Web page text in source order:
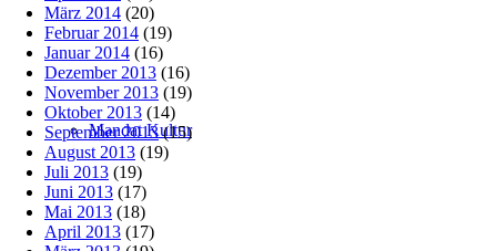
Mandat Kultur
März 2014 (20)
Februar 2014 (19)
Januar 2014 (16)
Dezember 2013 (16)
November 2013 (19)
Oktober 2013 (14)
September 2013(15)
August 2013 (19)
Juli 2013 (19)
Juni 2013 (17)
Mai 2013 (18)
April 2013 (17)